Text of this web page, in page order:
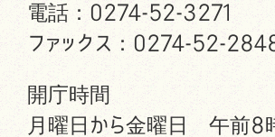
電話：0274-52-3271
ファックス：0274-52-
開庁時間
月曜日から金曜日 午前8